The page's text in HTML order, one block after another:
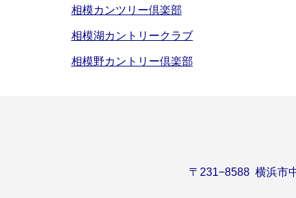
相模カンツリー倶楽部
相模湖カントリークラブ
相模野カントリー倶楽部
〒231−8588横浜市